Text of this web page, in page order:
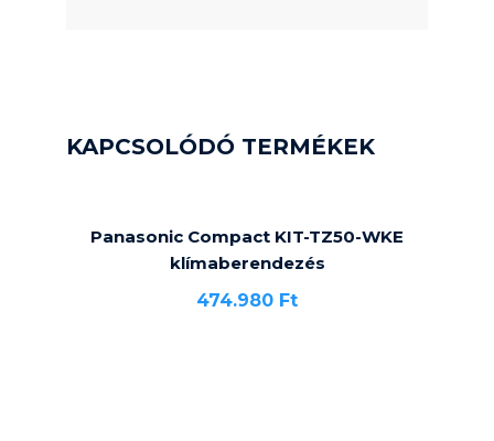
KAPCSOLÓDÓ TERMÉKEK
Panasonic Compact KIT-TZ50-WKE
klímaberendezés
474.980 Ft